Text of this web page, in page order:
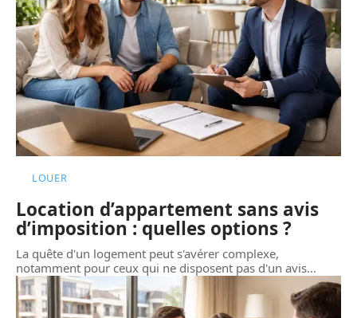
LOUER
Location d’appartement sans avis
d’imposition : quelles options ?
La quête d'un logement peut s'avérer complexe,
notamment pour ceux qui ne disposent pas d'un avis…